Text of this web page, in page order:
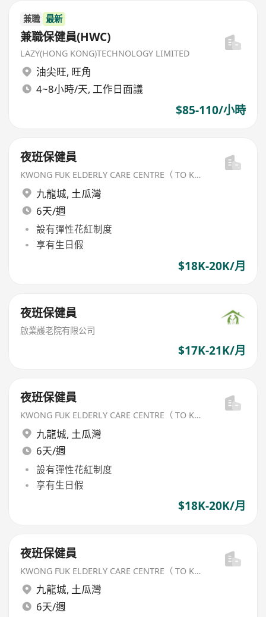
兼職 最新
兼職保健員(HWC)
LAZY(HONG KONG)TECHNOLOGY LIMITED
油尖旺, 旺角
4~8小時/天, 工作日面議
$85-110/小時
夜班保健員
KWONG FUK ELDERLY CARE CENTRE（ TO KWA WAN) LIMITED
九龍城, 土瓜灣
6天/週
設有彈性花紅制度
享有生日假
$18K-20K/月
夜班保健員
啟業護老院有限公司
$17K-21K/月
夜班保健員
KWONG FUK ELDERLY CARE CENTRE（ TO KWA WAN) LIMITED
九龍城, 土瓜灣
6天/週
設有彈性花紅制度
享有生日假
$18K-20K/月
夜班保健員
KWONG FUK ELDERLY CARE CENTRE（ TO KWA WAN) LIMITED
九龍城, 土瓜灣
6天/週